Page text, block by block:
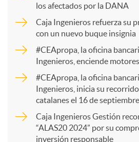
p
a
r
t
los afectados por la DANA
Caja Ingenieros refuerza su
con un nuevo buque insignia
#CEApropa, la oficina
Ingenieros, enciende motores
#CEApropa, la oficina
Ingenieros, inicia su
catalanes el 16 de septiembre
Caja Ingenieros Gestión
“ALAS20 2024” por su
inversión responsable